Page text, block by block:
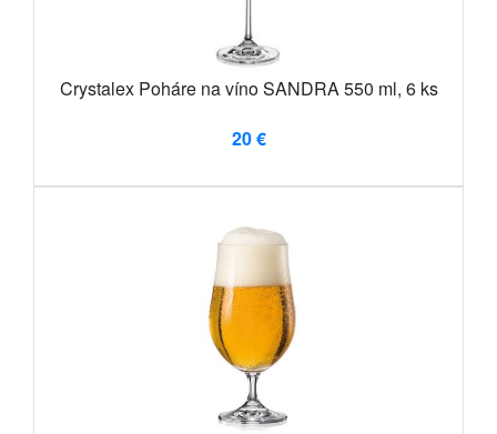
Crystalex Poháre na víno SANDRA 550 ml, 6 ks
20 €